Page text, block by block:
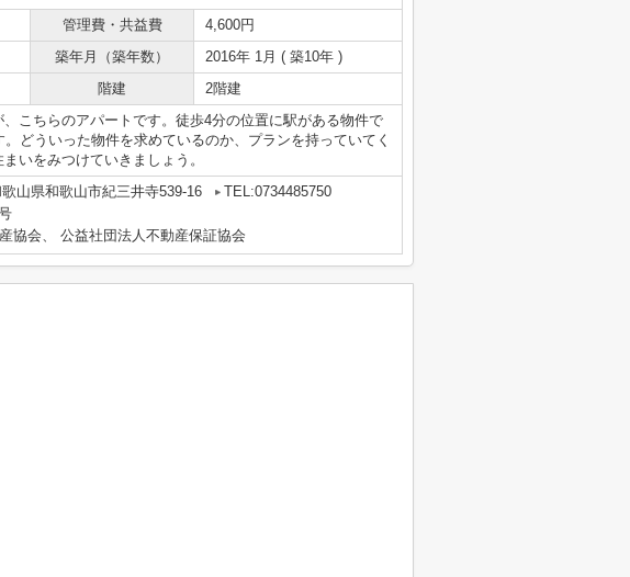
管理費・共益費
4,600円
築年月（築年数）
2016年 1月 ( 築10年 )
階建 2階建
こちらのアパートです。徒歩4分の位置に駅がある物件で
どういった物件を求めているのか、プランを持っていてく
いをみつけていきましょう。
山県和歌山市紀三井寺539-16
TEL:0734485750
協会、 公益社団法人不動産保証協会